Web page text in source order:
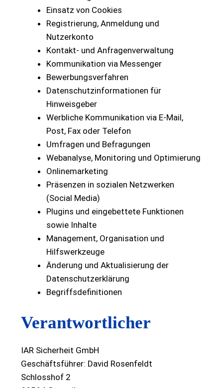
Einsatz von Cookies
Registrierung, Anmeldung und
Nutzerkonto
Kontakt- und Anfragenverwaltung
Kommunikation via Messenger
Bewerbungsverfahren
Datenschutzinformationen für
Hinweisgeber
Werbliche Kommunikation via E-Mail,
Post, Fax oder Telefon
Umfragen und Befragungen
Webanalyse, Monitoring und Optimierung
Onlinemarketing
Präsenzen in sozialen Netzwerken
(Social Media)
Plugins und eingebettete Funktionen
sowie Inhalte
Management, Organisation und
Hilfswerkzeuge
Änderung und Aktualisierung der
Datenschutzerklärung
Begriffsdefinitionen
Verantwortlicher
IAR Sicherheit GmbH
Geschäftsführer: David Rosenfeldt
Schlosshof 2